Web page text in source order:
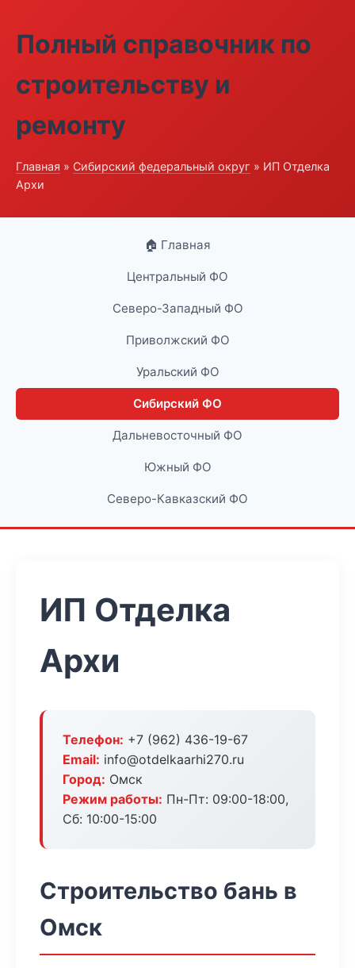
Полный справочник по
строительству и
ремонту
Главная » Сибирский федеральный округ » ИП Отделка
Архи
🏠 Главная
Центральный ФО
Северо-Западный ФО
Приволжский ФО
Уральский ФО
Сибирский ФО
Дальневосточный ФО
Южный ФО
Северо-Кавказский ФО
ИП Отделка
Архи
Телефон: +7 (962) 436-19-67
Email: info@otdelkaarhi270.ru
Город: Омск
Режим работы: Пн-Пт: 09:00-18:00,
Сб: 10:00-15:00
Строительство бань в
Омск